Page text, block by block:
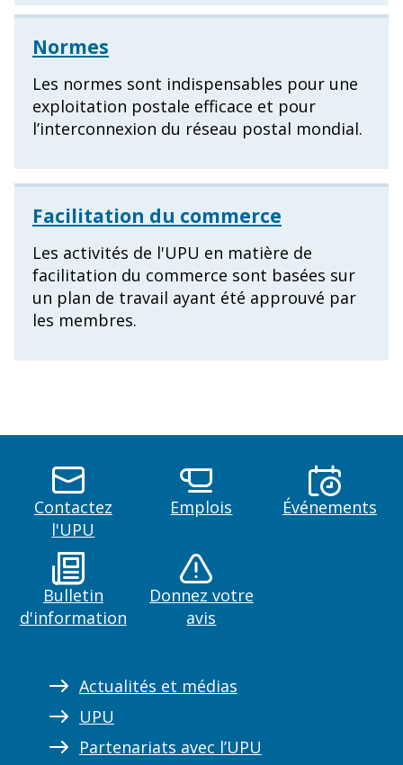
Normes
Les normes sont indispensables pour une
exploitation postale efficace et pour
l’interconnexion du réseau postal mondial.
Facilitation du commerce
Les activités de l'UPU en matière de
facilitation du commerce sont basées sur
un plan de travail ayant été approuvé par
les membres.
Contactez
l'UPU
Emplois Événements
Bulletin
d'information
Donnez votre
avis
Actualités et médias
UPU
Partenariats avec l’UPU